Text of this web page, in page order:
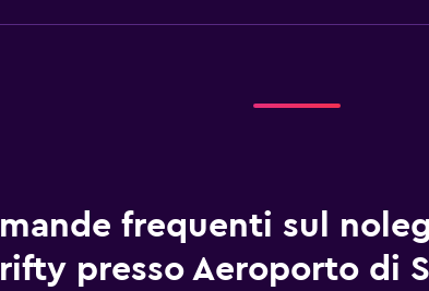
frequenti sul
presso Aeroporto di